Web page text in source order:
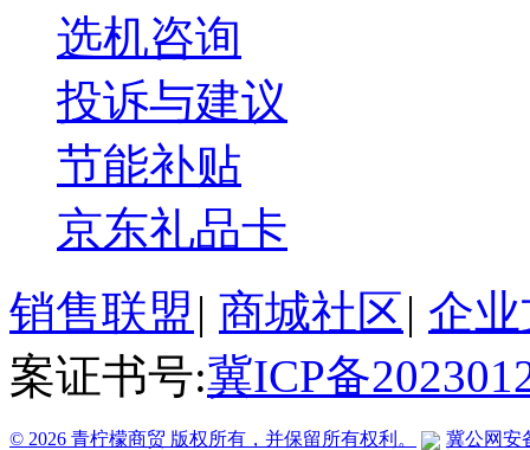
选机咨询
投诉与建议
节能补贴
京东礼品卡
销售联盟 | 商城社区| 企
案证书号:冀ICP备
© 2026 青柠檬商贸 版权所有，并保留所有权利。 冀公网安